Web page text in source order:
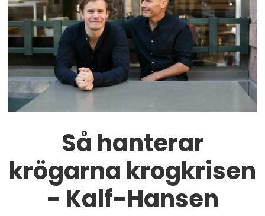
Så hanterar
krögarna krogkrisen
- Kalf-Hansen